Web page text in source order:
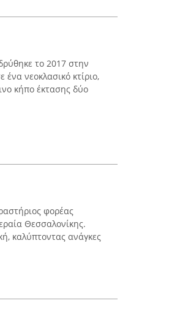
το 2017 στην
νεοκλασικό κτίριο,
κήπο έκτασης δύο
φορέας
Θεσσαλονίκης.
καλύπτοντας ανάγκες